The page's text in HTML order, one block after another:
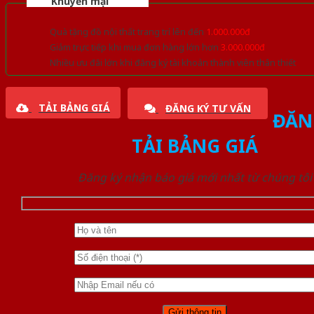
Quà tặng đồ nội thất trang trí lên đến 1.000.000đ
Giảm trực tiếp khi mua đơn hàng lớn hơn 3.000.000đ
Nhiều ưu đãi lớn khi đăng ký tài khoản thành viên thân thiết
TẢI BẢNG GIÁ ĐĂNG KÝ TƯ VẤN
TẢI BẢNG GIÁ
Đăng ký nhận báo giá mới nhất từ chúng tôi